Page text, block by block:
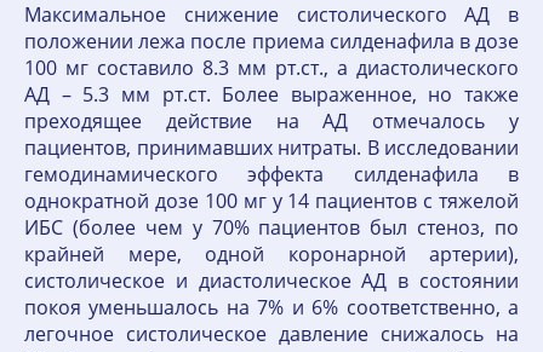
Максимальное снижение систолического АД в
положении лежа после приема силденафила в дозе
100 мг составило 8.3 мм рт.ст., а диастолического
АД – 5.3 мм рт.ст. Более выраженное, но также
преходящее действие на АД отмечалось у
пациентов, принимавших нитраты. В исследовании
гемодинамического эффекта силденафила в
однократной дозе 100 мг у 14 пациентов с тяжелой
ИБС (более чем у 70% пациентов был стеноз, по
крайней мере, одной коронарной артерии),
систолическое и диастолическое АД в состоянии
покоя уменьшалось на 7% и 6% соответственно, а
легочное систолическое давление снижалось на